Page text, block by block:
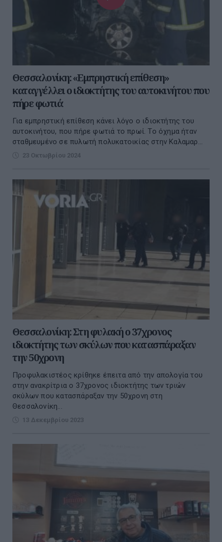
Θεσσαλονίκη: «Εμπρηστική επίθεση»
καταγγέλλει ο ιδιοκτήτης του αυτοκινήτου που
πήρε φωτιά
Για εμπρηστική επίθεση κάνει λόγο ο ιδιοκτήτης του
αυτοκινήτου, που πήρε φωτιά το πρωί. Το όχημα ήταν
σταθμευμένο σε πυλωτή πολυκατοικίας στην Καλαμαρ...
23 Οκτωβρίου 2024
Θεσσαλονίκη: Στη φυλακή ο 37χρονος
ιδιοκτήτης των σκύλων που κατασπάραξαν
την 50χρονη
Προφυλακιστέος κρίθηκε έπειτα από την απολογία του
στην ανακρίτρια ο 37χρονος ιδιοκτήτης των τριών
σκύλων που κατασπάραξαν την 50χρονη στη
Θεσσαλονίκη...
13 Δεκεμβρίου 2023